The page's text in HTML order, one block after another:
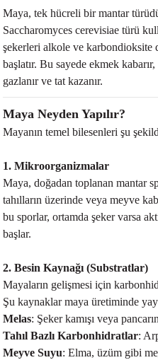
Maya, tek hücreli bir mantar
Saccharomyces cerevisiae türü
şekerleri alkole ve karbondioksite
başlatır. Bu sayede ekmek
gazlanır ve tat kazanır.
Maya Neyden Yapılır?
Mayanın temel bilesenleri şu
1. Mikroorganizmalar
Maya, doğadan toplanan mantar
tahılların üzerinde veya meyve
bu sporlar, ortamda şeker varsa
başlar.
2. Besin Kaynağı (Substratlar)
Mayaların gelişmesi için
Şu kaynaklar maya üretiminde
Melas: Şeker kamışı veya
Tahıl Bazlı Karbonhidratlar:
Meyve Suyu: Elma, üzüm gibi